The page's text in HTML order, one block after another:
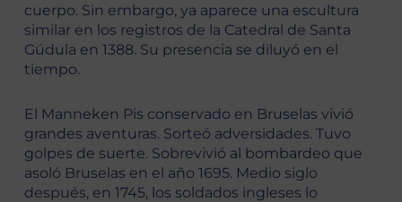
cuerpo. Sin embargo, ya aparece una escultura
similar en los registros de la Catedral de Santa
Gúdula en 1388. Su presencia se diluyó en el
tiempo.
El Manneken Pis conservado en Bruselas vivió
grandes aventuras. Sorteó adversidades. Tuvo
golpes de suerte. Sobrevivió al bombardeo que
asoló Bruselas en el año 1695. Medio siglo
después, en 1745, los soldados ingleses lo